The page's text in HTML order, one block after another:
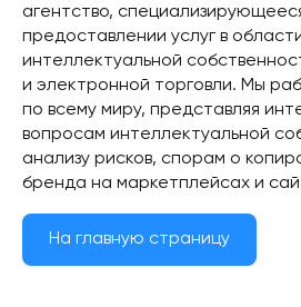
агентство,
предоставлении услуг в
интеллектуальной
и электронной торговли. Мы
по всему миру, представляя
вопросам интеллектуальной
анализу рисков, спорам о
бренда на маркетплейсах и
На главную страницу